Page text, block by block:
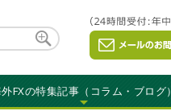
FXの特集記事（コラム・ブログ）